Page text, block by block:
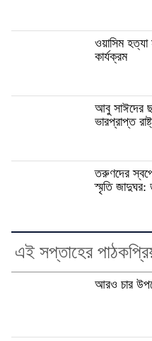
ওয়াসিম
কার্যক্রম
আবু সাঈদের
ভারপ্রাপ্ত
তরুণদের
স্মৃতি
এই সপ্তাহের
আরও চার